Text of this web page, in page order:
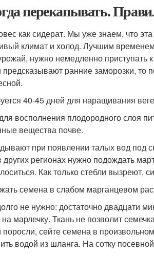
перекапывать.
как сидерат. Мы уже знаем, что
климат и холод. Лучшим
нужно немедленно
ранние заморозки, то
40-45 дней для наращивания
восполнения плодородного слоя
вещества почве.
при появлении талых вод под
регионах нужно подождать
Как только стебли вызреют,
семена в слабом марганцевом
не нужно: достаточно двадцати
марлечку. Ткань не позволит
поросли, сейте семена в
водой из шланга. На сотку